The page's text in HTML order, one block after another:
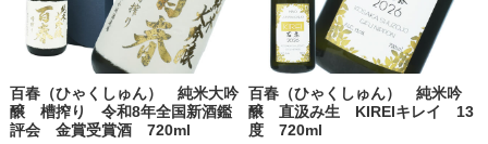
百春（ひゃくしゅん） 純米大吟
醸 槽搾り 令和8年全国新酒鑑
評会 金賞受賞酒 720ml
百春（ひゃくしゅん） 純米吟
醸 直汲み生 KIREIキレイ 13
度 720ml